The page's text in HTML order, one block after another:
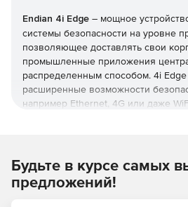
Endian 4i Edge – мощное
системы безопасности на уровне
позволяющее доставлять свои
промышленные приложения
распределенным способом. 4i Edge
расширенные возможности
например Ethernet, 4G или даже
корпоративные или
каждый удаленный сайт и запускать
Будьте в курсе самых
предложений!